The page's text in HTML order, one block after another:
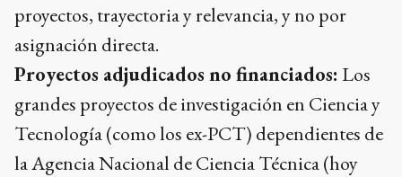
proyectos, trayectoria y relevancia, y no por
asignación directa.
Proyectos adjudicados no financiados: Los
grandes proyectos de investigación en Ciencia y
Tecnología (como los ex-PCT) dependientes de
la Agencia Nacional de Ciencia Técnica (hoy